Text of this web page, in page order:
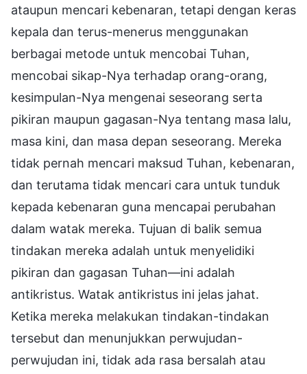
ataupun mencari kebenaran, tetapi dengan keras
kepala dan terus-menerus menggunakan
berbagai metode untuk mencobai Tuhan,
mencobai sikap-Nya terhadap orang-orang,
kesimpulan-Nya mengenai seseorang serta
pikiran maupun gagasan-Nya tentang masa lalu,
masa kini, dan masa depan seseorang. Mereka
tidak pernah mencari maksud Tuhan, kebenaran,
dan terutama tidak mencari cara untuk tunduk
kepada kebenaran guna mencapai perubahan
dalam watak mereka. Tujuan di balik semua
tindakan mereka adalah untuk menyelidiki
pikiran dan gagasan Tuhan—ini adalah
antikristus. Watak antikristus ini jelas jahat.
Ketika mereka melakukan tindakan-tindakan
tersebut dan menunjukkan perwujudan-
perwujudan ini, tidak ada rasa bersalah atau